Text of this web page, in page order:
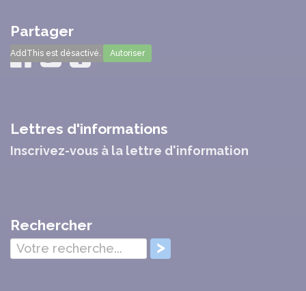
Partager
AddThis est désactivé. Autoriser
Lettres d'informations
Inscrivez-vous à la lettre d'information
Rechercher